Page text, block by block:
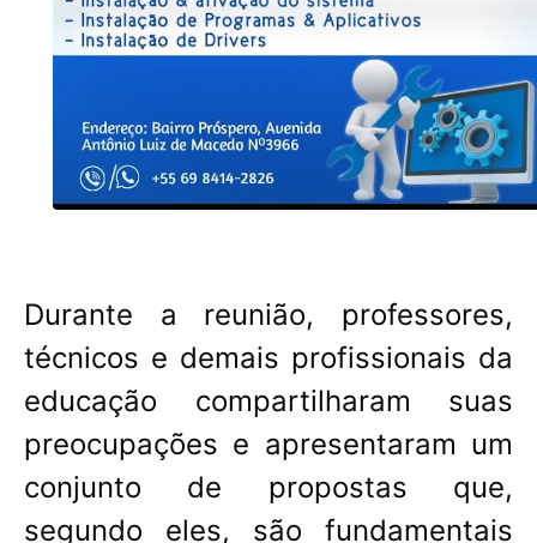
Durante a reunião, professores,
técnicos e demais profissionais da
educação compartilharam suas
preocupações e apresentaram um
conjunto de propostas que,
segundo eles, são fundamentais